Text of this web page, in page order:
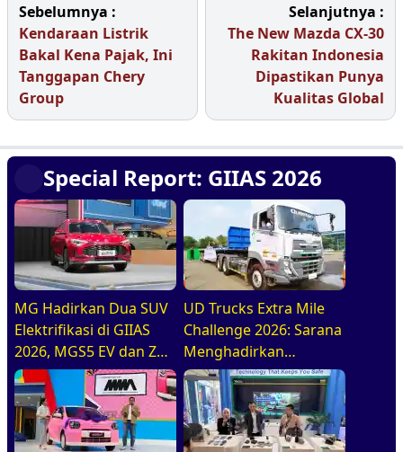
Sebelumnya :
Kendaraan Listrik
Bakal Kena Pajak, Ini
Tanggapan Chery
Group
Selanjutnya :
The New Mazda CX-30
Rakitan Indonesia
Dipastikan Punya
Kualitas Global
Special Report: GIIAS 2026
MG Hadirkan Dua SUV
Elektrifikasi di GIIAS
2026, MGS5 EV dan ZS
Hybrid+
UD Trucks Extra Mile
Challenge 2026: Sarana
Menghadirkan
Pengemudi Truk Yang
Profesional